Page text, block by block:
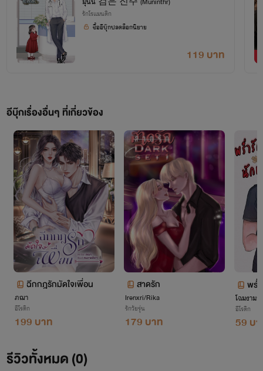
คดีทางกฎหมายอย่างไม่ปราณีและไม่มีข้อยกเว้น ทุกคนมีความคิดเป็นของตัวเองได้โปรดอย่าเอา
เปรียบกัน
รักโรแมนติก
119 บาท
ซื้ออีบุ๊กปลดล็อกนิยาย
อีบุ๊กเรื่องอื่นๆ ที่เกี่ยวข้อง
ฉีกกฎรักมัดใจเพื่อน
ภฌา
อีโรติก
199 บาท
สาดรัก
Irenxri/Rika
รักวัยรุ่น
179 บาท
พร่
🔥
โฉมงาม
อีโรติก
59 บ
รีวิวทั้งหมด (0)